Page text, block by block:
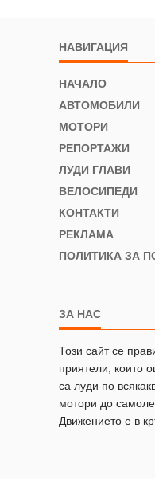
НАВИГАЦИЯ
НАЧАЛО
АВТОМОБИЛИ
МОТОРИ
РЕПОРТАЖИ
ЛУДИ ГЛАВИ
ВЕЛОСИПЕДИ
КОНТАКТИ
РЕКЛАМА
ПОЛИТИКА ЗА
ЗА НАС
Този сайт се
приятели, които
са луди по
мотори до
Движението е в